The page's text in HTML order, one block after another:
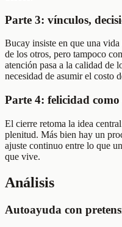
Parte 3: vínculos,
Bucay insiste en que una vida
de los otros, pero tampoco
atención pasa a la calidad de
necesidad de asumir el costo
Parte 4: felicidad
El cierre retoma la idea
plenitud. Más bien hay un
ajuste continuo entre lo que
que vive.
Análisis
Autoayuda con